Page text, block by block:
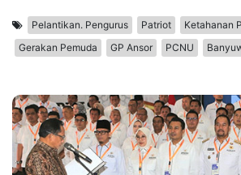
Pelantikan. Pengurus Patriot
Ketahanan
Gerakan Pemuda
GP Ansor PCNU